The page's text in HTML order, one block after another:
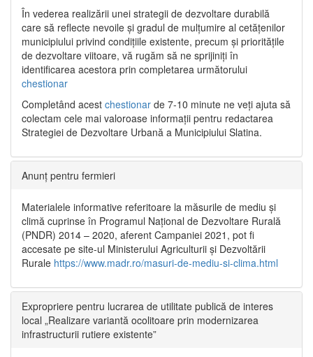
În vederea realizării unei strategii de dezvoltare durabilă
care să reflecte nevoile și gradul de mulțumire al cetățenilor
municipiului privind condițiile existente, precum și prioritățile
de dezvoltare viitoare, vă rugăm să ne sprijiniți în
identificarea acestora prin completarea următorului
chestionar
Completând acest chestionar de 7-10 minute ne veți ajuta să
colectam cele mai valoroase informații pentru redactarea
Strategiei de Dezvoltare Urbană a Municipiului Slatina.
Anunț pentru fermieri
Materialele informative referitoare la măsurile de mediu și
climă cuprinse în Programul Național de Dezvoltare Rurală
(PNDR) 2014 – 2020, aferent Campaniei 2021, pot fi
accesate pe site-ul Ministerului Agriculturii și Dezvoltării
Rurale https://www.madr.ro/masuri-de-mediu-si-clima.html
Expropriere pentru lucrarea de utilitate publică de interes
local „Realizare variantă ocolitoare prin modernizarea
infrastructurii rutiere existente”